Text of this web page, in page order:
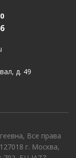
д. 49
Все права
г. Москва,